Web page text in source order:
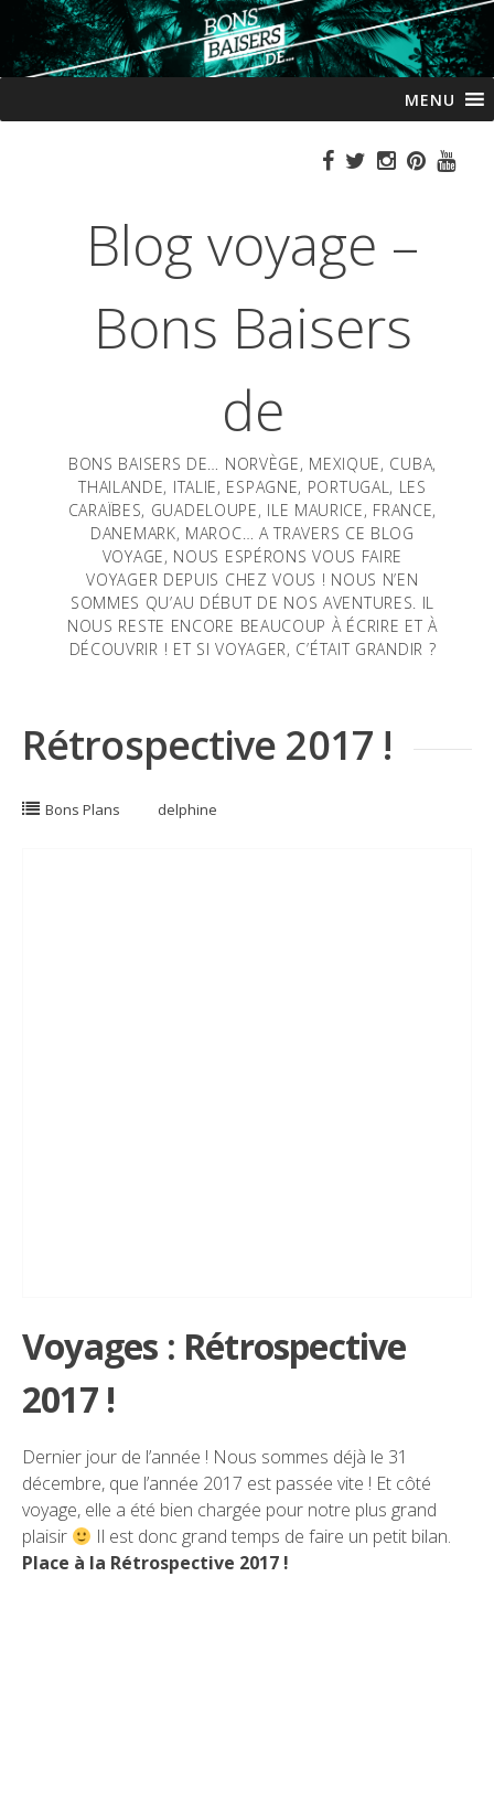
au
MENU
Blog voyage –
Bons Baisers
de
BONS BAISERS DE… NORVÈGE, MEXIQUE, CUBA,
THAILANDE, ITALIE, ESPAGNE, PORTUGAL, LES
CARAÏBES, GUADELOUPE, ILE MAURICE, FRANCE,
DANEMARK, MAROC… A TRAVERS CE BLOG
VOYAGE, NOUS ESPÉRONS VOUS FAIRE
VOYAGER DEPUIS CHEZ VOUS ! NOUS N’EN
SOMMES QU’AU DÉBUT DE NOS AVENTURES. IL
NOUS RESTE ENCORE BEAUCOUP À ÉCRIRE ET À
DÉCOUVRIR ! ET SI VOYAGER, C’ÉTAIT GRANDIR ?
Rétrospective 2017 !
Bons Plans delphine
Voyages : Rétrospective
2017 !
Dernier jour de l’année ! Nous sommes déjà le 31
décembre, que l’année 2017 est passée vite ! Et côté
voyage, elle a été bien chargée pour notre plus grand
plaisir
Il est donc grand temps de faire un petit bilan.
Place à la Rétrospective 2017 !